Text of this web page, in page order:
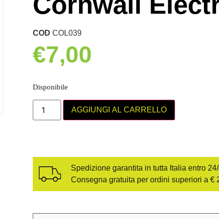
CODCOL039
€7,00
Disponibile
AGGIUNGI AL CARRELLO
Spedizione garantita in tutta Italia entro
Consegna gratuita per ordini superiori a €